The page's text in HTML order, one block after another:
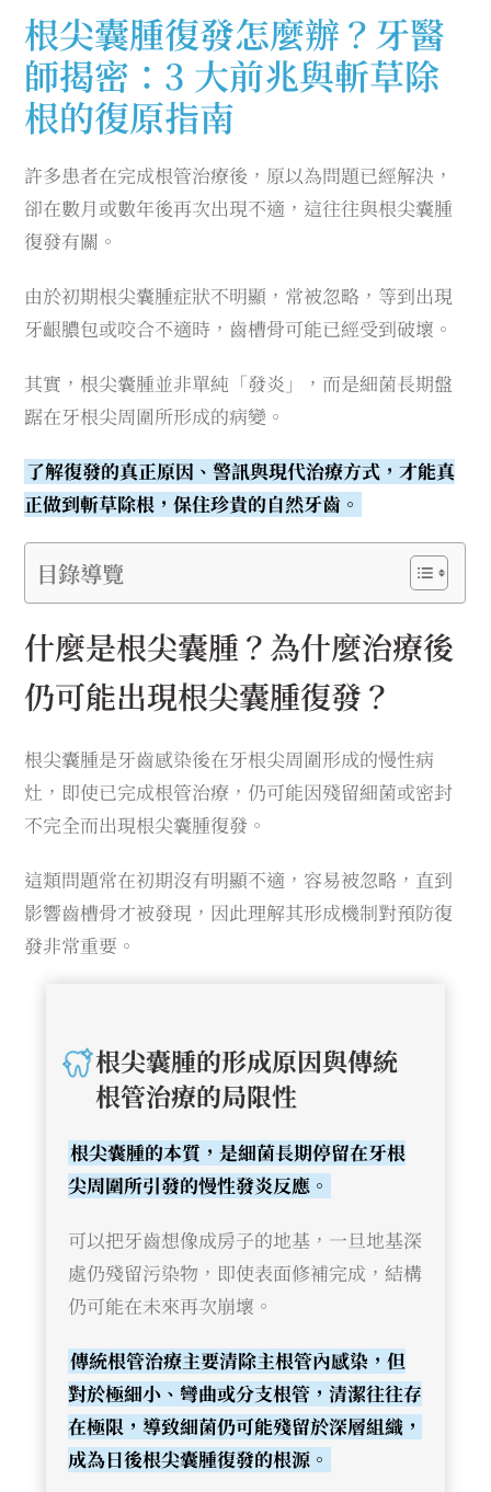
根尖囊腫復發怎麼辦？牙醫
師揭密：3 大前兆與斬草除
根的復原指南
許多患者在完成根管治療後，原以為問題已經解決，
卻在數月或數年後再次出現不適，這往往與根尖囊腫
復發有關。
由於初期根尖囊腫症狀不明顯，常被忽略，等到出現
牙齦膿包或咬合不適時，齒槽骨可能已經受到破壞。
其實，根尖囊腫並非單純「發炎」，而是細菌長期盤
踞在牙根尖周圍所形成的病變。
了解復發的真正原因、警訊與現代治療方式，才能真
正做到斬草除根，保住珍貴的自然牙齒。
目錄導覽
什麼是根尖囊腫？為什麼治療後
仍可能出現根尖囊腫復發？
根尖囊腫是牙齒感染後在牙根尖周圍形成的慢性病
灶，即使已完成根管治療，仍可能因殘留細菌或密封
不完全而出現根尖囊腫復發。
這類問題常在初期沒有明顯不適，容易被忽略，直到
影響齒槽骨才被發現，因此理解其形成機制對預防復
發非常重要。
根尖囊腫的形成原因與傳統
根管治療的局限性
根尖囊腫的本質，是細菌長期停留在牙根
尖周圍所引發的慢性發炎反應。
可以把牙齒想像成房子的地基，一旦地基深
處仍殘留污染物，即使表面修補完成，結構
仍可能在未來再次崩壞。
傳統根管治療主要清除主根管內感染，但
對於極細小、彎曲或分支根管，清潔往往存
在極限，導致細菌仍可能殘留於深層組織，
成為日後根尖囊腫復發的根源。